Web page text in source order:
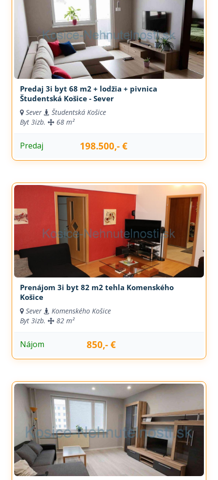
Predaj 3i byt 68 m2 + lodžia + pivnica
Študentská Košice - Sever
Sever
Študentská Košice
Byt 3izb. 68 m²
Predaj 198.500,- €
Prenájom 3i byt 82 m2 tehla Komenského
Košice
Sever
Komenského Košice
Byt 3izb. 82 m²
Nájom 850,- €